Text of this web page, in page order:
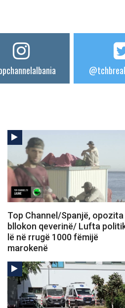
Top Channel/Spanjë, opozita
bllokon qeverinë/ Lufta
lë në rrugë 1000 fëmijë
marokenë